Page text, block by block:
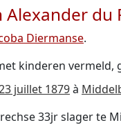
Alexander du
Diermanse.
kinderen
juillet 1879à
33jr slager te